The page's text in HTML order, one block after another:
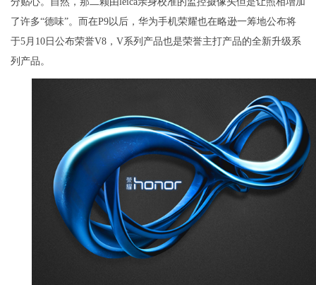
了许多“德味”。而在P9以后，华为手机荣耀也在略逊一筹地公布将
于5月10日公布荣誉V8，V系列产品也是荣誉主打产品的全新升级系
列产品。